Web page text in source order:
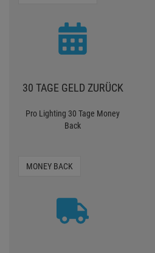
30 TAGE GELD ZURÜCK
Pro Lighting 30 Tage Money
Back
MONEY BACK